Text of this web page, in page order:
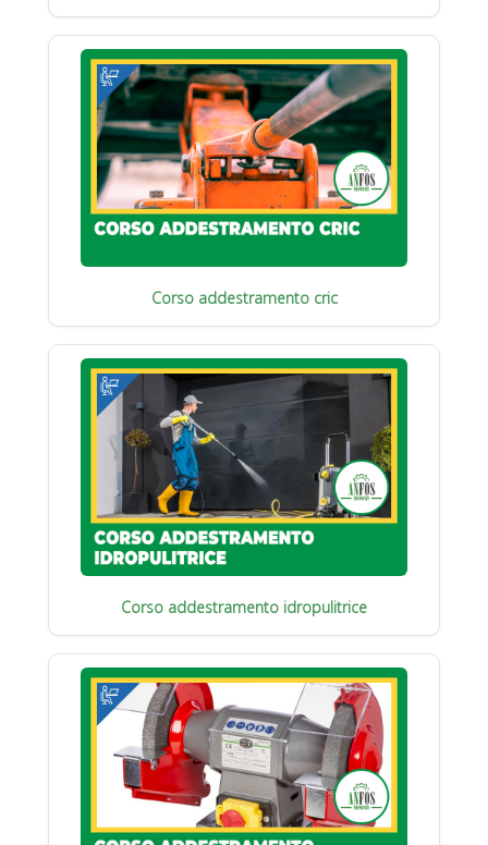
Corso addestramento cric
Corso addestramento idropulitrice